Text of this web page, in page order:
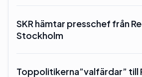
SKR hämtar presschef från
Stockholm
Toppolitikerna”valfärdar” till